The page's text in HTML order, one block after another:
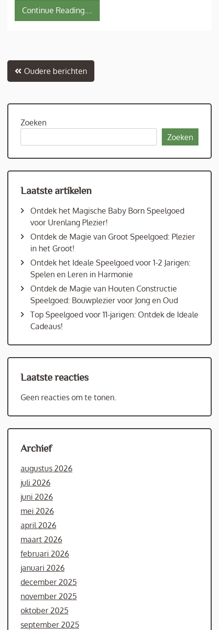
Continue Reading....
Berichtnavigatie
Oudere berichten
Zoeken
Zoeken
Laatste artikelen
Ontdek het Magische Baby Born Speelgoed
voor Urenlang Plezier!
Ontdek de Magie van Groot Speelgoed: Plezier
in het Groot!
Ontdek het Ideale Speelgoed voor 1-2 Jarigen:
Spelen en Leren in Harmonie
Ontdek de Magie van Houten Constructie
Speelgoed: Bouwplezier voor Jong en Oud
Top Speelgoed voor 11-jarigen: Ontdek de Ideale
Cadeaus!
Laatste reacties
Geen reacties om te tonen.
Archief
augustus 2026
juli 2026
juni 2026
mei 2026
april 2026
maart 2026
februari 2026
januari 2026
december 2025
november 2025
oktober 2025
september 2025